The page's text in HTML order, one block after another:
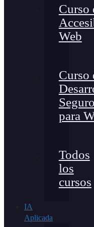
Curso
Web
Curso
Seguro
para
Todos
los
cursos
IA
Aplicada